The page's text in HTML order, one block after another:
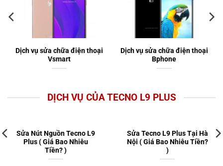
Dịch vụ sửa chữa điện thoại
Vsmart
Dịch vụ sửa chữa điện thoại
Bphone
DỊCH VỤ CỦA TECNO L9 PLUS
Sửa Nút Nguồn Tecno L9
Plus ( Giá Bao Nhiêu
Tiền? )
Sửa Tecno L9 Plus Tại Hà
Nội ( Giá Bao Nhiêu Tiền?
)